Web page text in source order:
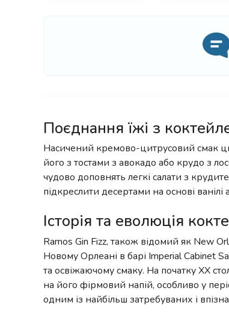
Поєднання їжі з
Насичений кремово-цитрусовий смак
його з тостами з авокадо або крудо з
чудово доповнять легкі салати з
підкреслити десертами на основі
Історія та еволюція
Ramos Gin Fizz, також відомий як New
Новому Орлеані в барі Imperial Cabinet
та освіжаючому смаку. На початку XX
на його фірмовий напій, особливо у
одним із найбільш затребуваних і